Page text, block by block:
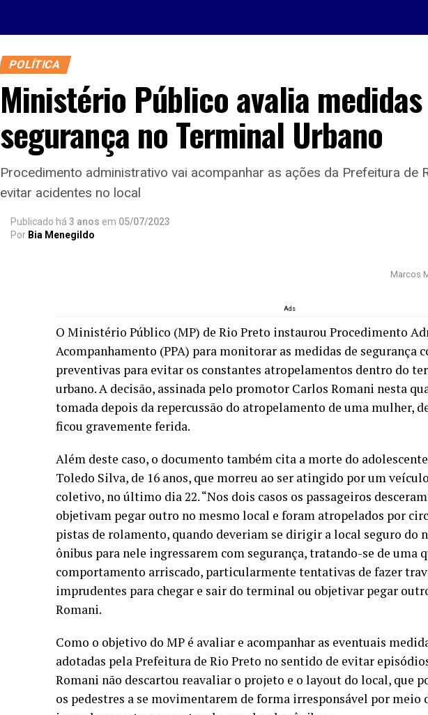
POLÍTICA
Ministério Público avalia
segurança no Terminal Urbano
Procedimento administrativo vai acompanhar as ações da Prefeitura de
evitar acidentes no local
Publicado há 3 anos em 05/07/2023
Por Bia Menegildo
Marcos
Ads
O Ministério Público (MP) de Rio Preto instaurou Procedimento
Acompanhamento (PPA) para monitorar as medidas de segurança
preventivas para evitar os constantes atropelamentos dentro do
urbano. A decisão, assinada pelo promotor Carlos Romani nesta
tomada depois da repercussão do atropelamento de uma mulher,
ficou gravemente ferida.
Além deste caso, o documento também cita a morte do adolescente
Toledo Silva, de 16 anos, que morreu ao ser atingido por um
coletivo, no último dia 22. “Nos dois casos os passageiros
objetivam pegar outro no mesmo local e foram atropelados por
pistas de rolamento, quando deveriam se dirigir a local seguro do
ônibus para nele ingressarem com segurança, tratando-se de uma
comportamento arriscado, particularmente tentativas de fazer
imprudentes para chegar e sair do terminal ou objetivar pegar
Romani.
Como o objetivo do MP é avaliar e acompanhar as eventuais
adotadas pela Prefeitura de Rio Preto no sentido de evitar
Romani não descartou reavaliar o projeto e o layout do local, que
os pedestres a se movimentarem de forma irresponsável por meio